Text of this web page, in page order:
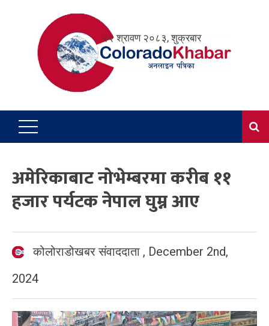
२२ श्रावण २०८३, शुक्रबार
अमेरिकाबाट नोभेम्बरमा करीब ११
हजार पर्यटक नेपाल घुम्न आए
कोलोराडोखबर संवाददाता , December 2nd,
2024